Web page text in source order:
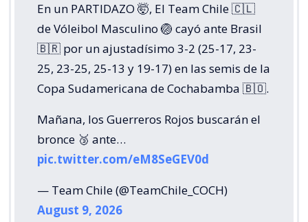
En un PARTIDAZO 🤯, El Team Chile 🇨🇱
de Vóleibol Masculino 🏐 cayó ante Brasil
🇧🇷 por un ajustadísimo 3-2 (25-17, 23-
25, 23-25, 25-13 y 19-17) en las semis de la
Copa Sudamericana de Cochabamba 🇧🇴.
Mañana, los Guerreros Rojos buscarán el
bronce 🥉 ante…
pic.twitter.com/eM8SeGEV0d
— Team Chile (@TeamChile_COCH)
August 9, 2026